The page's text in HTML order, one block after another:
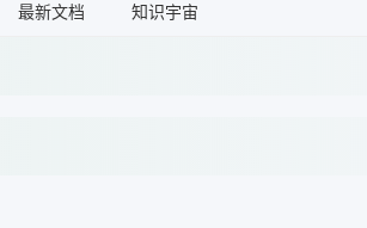
最新文档 知识宇宙